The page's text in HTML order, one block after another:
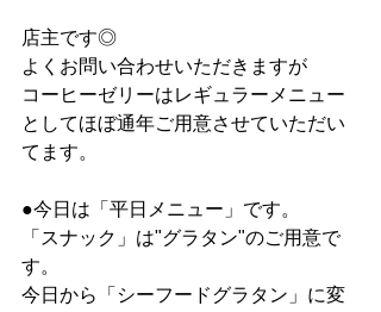
店主です◎
よくお問い合わせいただきますが
コーヒーゼリーはレギュラーメニュー
としてほぼ通年ご用意させていただい
てます。
●今日は「平日メニュー」です。
「スナック」は"グラタン"のご用意で
す。
今日から「シーフードグラタン」に変